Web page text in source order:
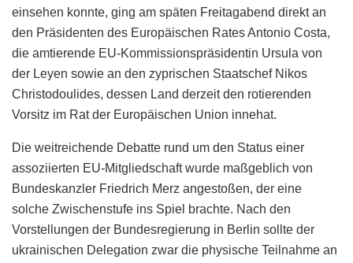
einsehen konnte, ging am späten Freitagabend direkt an
den Präsidenten des Europäischen Rates Antonio Costa,
die amtierende EU-Kommissionspräsidentin Ursula von
der Leyen sowie an den zyprischen Staatschef Nikos
Christodoulides, dessen Land derzeit den rotierenden
Vorsitz im Rat der Europäischen Union innehat.
Die weitreichende Debatte rund um den Status einer
assoziierten EU-Mitgliedschaft wurde maßgeblich von
Bundeskanzler Friedrich Merz angestoßen, der eine
solche Zwischenstufe ins Spiel brachte. Nach den
Vorstellungen der Bundesregierung in Berlin sollte der
ukrainischen Delegation zwar die physische Teilnahme an